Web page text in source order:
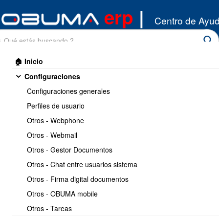
erp | Centro de
🏠 Inicio
Configuraciones
Configuraciones generales
Perfiles de usuario
Otros - Webphone
Otros - Webmail
Otros - Gestor Documentos
Otros - Chat entre usuarios sistema
Otros - Firma digital documentos
Otros - OBUMA mobile
Otros - Tareas
Proyectos/Introduccion
Imprimir 1 / 2
Sobre el modulo Proyectos
Copiar
https://www.obuma.cl/ayuda/articulo/736/sobre-el-